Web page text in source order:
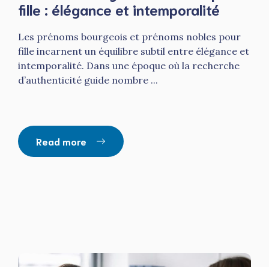
fille : élégance et intemporalité
Les prénoms bourgeois et prénoms nobles pour
fille incarnent un équilibre subtil entre élégance et
intemporalité. Dans une époque où la recherche
d’authenticité guide nombre ...
Read more